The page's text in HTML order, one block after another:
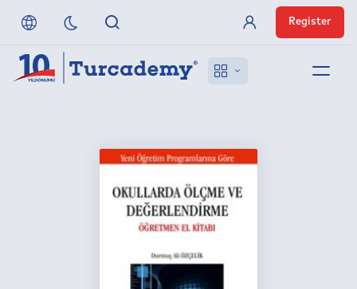
Off-Campus Access
Member Login
Register